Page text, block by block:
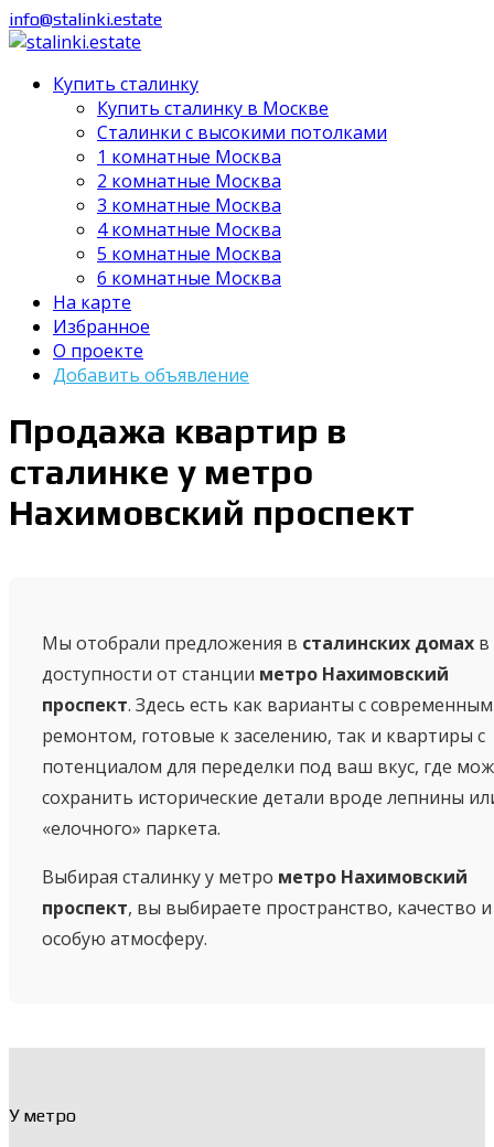
info@stalinki.estate
Купить сталинку
Купить сталинку в Москве
Cталинки с высокими потолками
1 комнатные Москва
2 комнатные Москва
3 комнатные Москва
4 комнатные Москва
5 комнатные Москва
6 комнатные Москва
На карте
Избранное
О проекте
Добавить объявление
Продажа квартир в
сталинке у метро
Нахимовский проспект
Мы отобрали предложения в сталинских домах в
доступности от станции метро Нахимовский
проспект. Здесь есть как варианты с современным
ремонтом, готовые к заселению, так и квартиры с
потенциалом для переделки под ваш вкус, где
сохранить исторические детали вроде лепнины
«елочного» паркета.
Выбирая сталинку у метро метро Нахимовский
проспект, вы выбираете пространство, качество и
особую атмосферу.
У метро